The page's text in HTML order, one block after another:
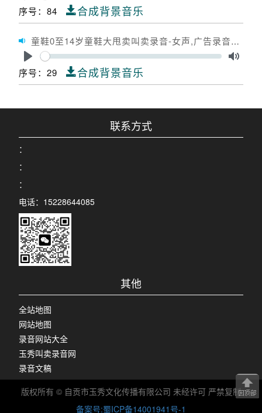
序号：84 合成背景音乐
童鞋0至14岁童鞋大甩卖叫卖录音-女声,广告录音童鞋0至14岁童鞋大甩卖,广告配音童鞋0至14岁童鞋大甩卖
Seek
序号：29 合成背景音乐
联系方式
：
：
：
电话：15228644085
其他
全站地图
网站地图
录音网站大全
玉秀叫卖录音网
录音文稿
版权所有 © 自贡市玉秀文化传播有限公司 未经许可 严禁复制
备案号:蜀ICP备14001941号-1